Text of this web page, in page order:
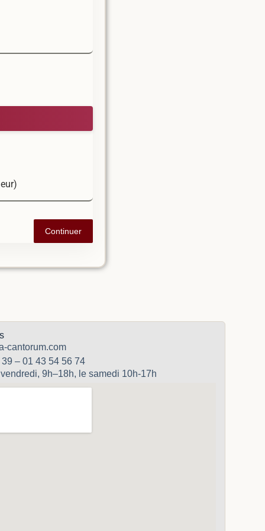
Continuer
cantorum.com
– 01 43 54 56 74
9h–18h, le samedi 10h-17h